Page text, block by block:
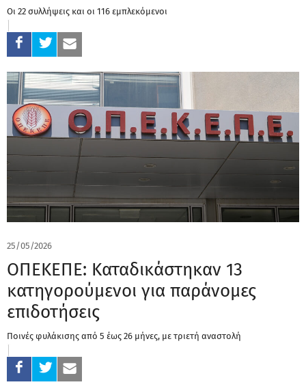
Οι 22 συλλήψεις και οι 116 εμπλεκόμενοι
25/05/2026
ΟΠΕΚΕΠΕ: Καταδικάστηκαν 13
κατηγορούμενοι για παράνομες
επιδοτήσεις
Ποινές φυλάκισης από 5 έως 26 μήνες, με τριετή αναστολή